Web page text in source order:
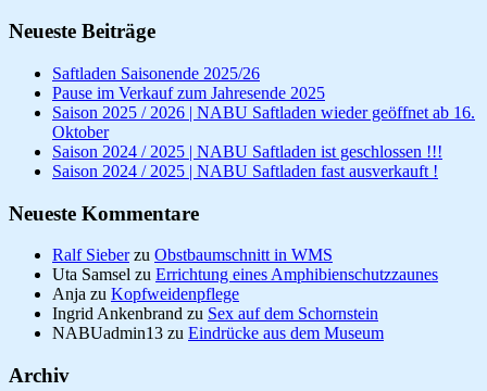
Neueste Beiträge
Saftladen Saisonende 2025/26
Pause im Verkauf zum Jahresende 2025
Saison 2025 / 2026 | NABU Saftladen wieder geöffnet ab 16.
Oktober
Saison 2024 / 2025 | NABU Saftladen ist geschlossen !!!
Saison 2024 / 2025 | NABU Saftladen fast ausverkauft !
Neueste Kommentare
Ralf Sieberzu Obstbaumschnitt in WMS
Uta Samsel zu Errichtung eines Amphibienschutzzaunes
Anja zu Kopfweidenpflege
Ingrid Ankenbrand zu Sex auf dem Schornstein
NABUadmin13 zu Eindrücke aus dem Museum
Archiv